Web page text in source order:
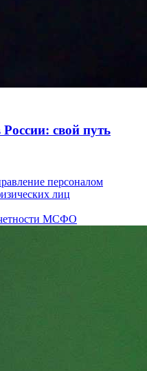
свой путь
персоналом
лиц
МСФО